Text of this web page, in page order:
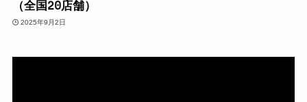
（全国20店舗）
2025年9月2日